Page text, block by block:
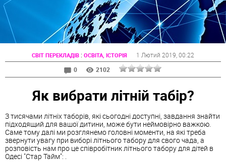
СВІТ ПЕРЕКЛАДІВ : ОСВІТА, ІСТОРІЯ 1 Лютий 2019 , 00:22
0
2102
Як вибрати літній табір?
З тисячами літніх таборів, які сьогодні доступні, завдання знайти
підходящий для вашої дитини, може бути неймовірно важкою.
Саме тому далі ми розглянемо головні моменти, на які треба
звернути увагу при виборі літнього табору для свого чада, а
розповість нам про це співробітник літнього табору для дітей в
Одесі "Стар Тайм": .